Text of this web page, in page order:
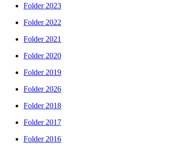
Folder 2023
Folder 2022
Folder 2021
Folder 2020
Folder 2019
Folder 2026
Folder 2018
Folder 2017
Folder 2016